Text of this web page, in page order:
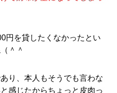
円を貸したくなかったとい
＾＾
り、本人もそうでも言わな
感じたからちょっと皮肉っ